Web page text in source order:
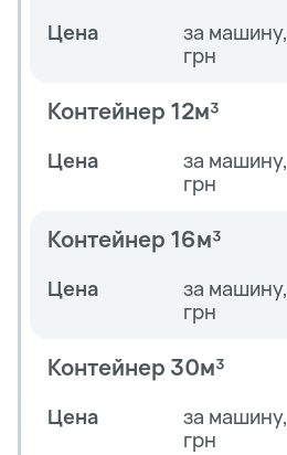
Цена
за машину,
грн
Контейнер 12м³
Цена
за машину,
грн
Контейнер 16м³
Цена
за машину,
грн
Контейнер 30м³
Цена
за машину,
грн